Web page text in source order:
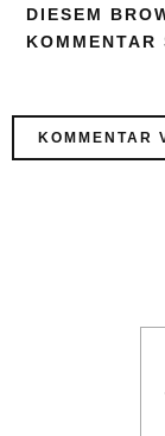
DIESEM
KOMMENTAR